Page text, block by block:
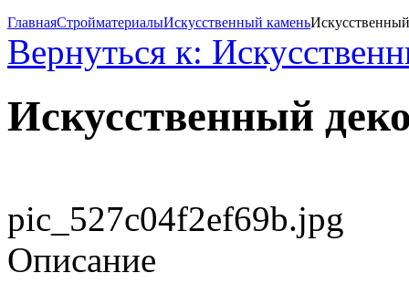
ГлавнаяСтройматериалыИскусственный камень
Вернуться к:
Искусственный
pic_527c04f2ef69b.jpg
Описание